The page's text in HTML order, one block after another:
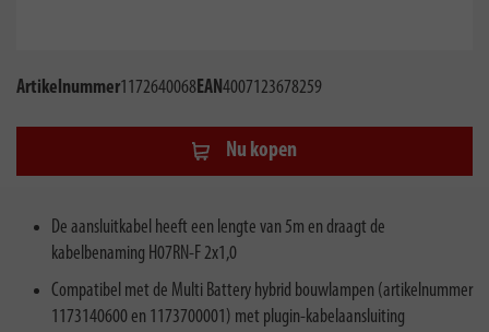
Artikelnummer1172640068EAN4007123678259
Nu kopen
De aansluitkabel heeft een lengte van 5m en draagt de
kabelbenaming H07RN-F 2x1,0
Compatibel met de Multi Battery hybrid bouwlampen (artikelnummer
1173140600 en 1173700001) met plugin-kabelaansluiting